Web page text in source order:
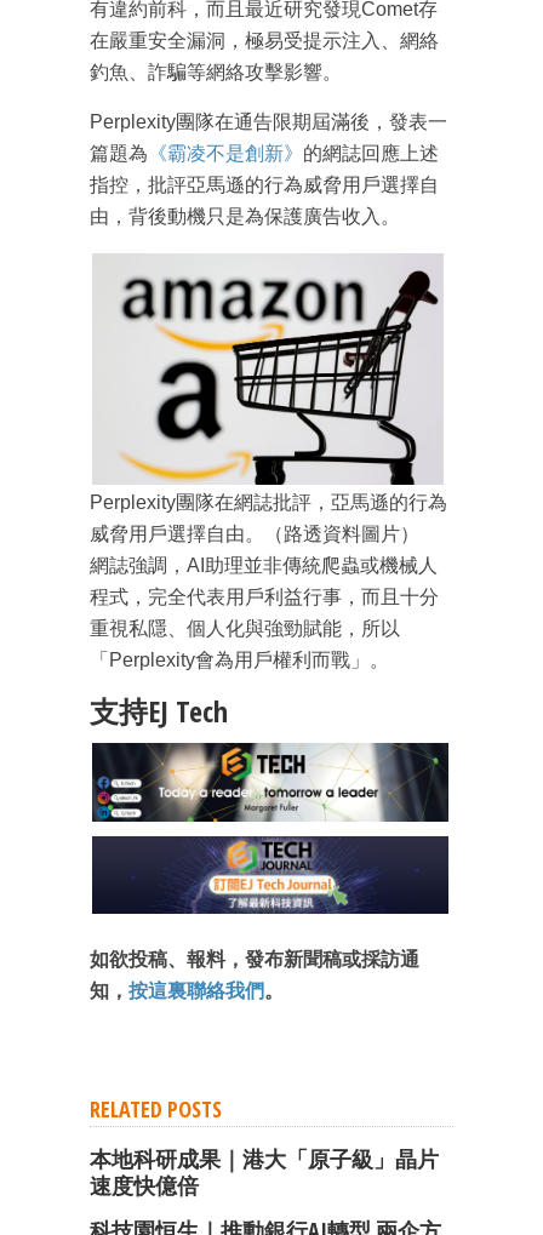
有違約前科，而且最近研究發現Comet存
在嚴重安全漏洞，極易受提示注入、網絡
釣魚、詐騙等網絡攻擊影響。
Perplexity團隊在通告限期屆滿後，發表一
篇題為 《霸凌不是創新》 的網誌回應上述
指控，批評亞馬遜的行為威脅用戶選擇自
由，背後動機只是為保護廣告收入。
Perplexity團隊在網誌批評，亞馬遜的行為
威脅用戶選擇自由。（路透資料圖片）
網誌強調，AI助理並非傳統爬蟲或機械人
程式，完全代表用戶利益行事，而且十分
重視私隱、個人化與強勁賦能，所以
「Perplexity會為用戶權利而戰」。
支持EJ Tech
如欲投稿、報料，發布新聞稿或採訪通
知， 按這裏聯絡我們。
RELATED POSTS
本地科研成果｜港大「原子級」晶片
速度快億倍